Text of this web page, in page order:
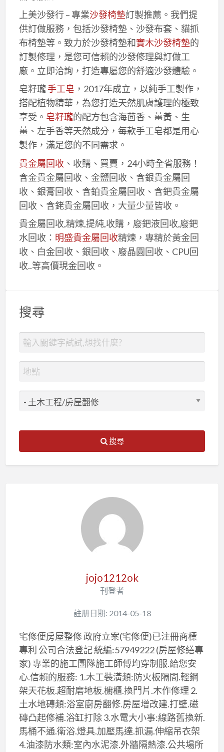
上美沙發行 – 專業沙發椅墊訂製推薦。我們提
供訂做服務，包括沙發椅墊、沙發布套、貓抓
布椅墊等。致力於沙發椅墊和實木沙發椅墊的
訂製修理，是您可信賴的沙發修理與訂做工
廠。立即洽詢，打造專屬您的舒適沙發體驗。
皂籽瓏手工皂 ，2017年成立，以純手工製作，
搭配植物精華，為您打造天然肌膚護理的極致
享受。 皂籽瓏的配方包含海茴香、薑黃、生
薑、左手香等天然成分，每款手工皂都是用心
製作，滿足您的不同需求。
貴金屬回收、收購、買賣，24小時全省服務！
含金貴金屬回收、金鹽回收、含銀貴金屬回
收、銀膏回收、含鉑貴金屬回收、含鈀貴金屬
回收、含銠貴金屬回收，大量少量皆收。
貴金屬回收,精煉,提純,收購，廢鈀液回收,廢鈀
水回收： 明盛貴金屬回收精煉，專精於黃金回
收、白金回收、銀回收、廢晶圓回收、CPU回
收..等高價現金回收。
搜尋
搜尋
jojo1212ok
刊登者
註册日期: 2014-05-18
宅修便房屋整修 政府立案(宅修便)已注冊商標
專利 公司合法登記 統編:57949222 (房屋修繕專
家) 專業的施工團隊施工師傅均穿制服.給您安
心.信賴的服務: 1.木工裝潢類:防火板隔間.輕鋼
架天花板.超耐磨地板.櫥櫃.換門片.木作修理 2.
土水地磚類:浴室廚房翻修.房屋增改建.打壁.磁
磚凸起修補.浴缸打除 3.水電大小事:線路舊換新.
馬桶不通.衛浴.燈具.加壓馬達.抓漏.伸縮吊衣架
4.油漆防水類:室內水泥漆.外牆隔熱漆.公共場所